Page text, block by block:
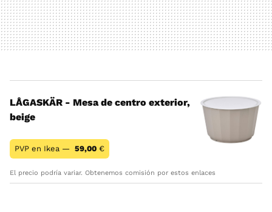
LÅGASKÄR - Mesa de centro exterior,
beige
PVP en Ikea — 59,00 €
El precio podría variar. Obtenemos comisión por estos enlaces